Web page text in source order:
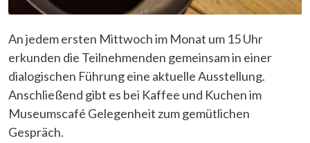
An jedem ersten Mittwoch im Monat um 15 Uhr
erkunden die Teilnehmenden gemeinsam in einer
dialogischen Führung eine aktuelle Ausstellung.
Anschließend gibt es bei Kaffee und Kuchen im
Museumscafé Gelegenheit zum gemütlichen
Gespräch.